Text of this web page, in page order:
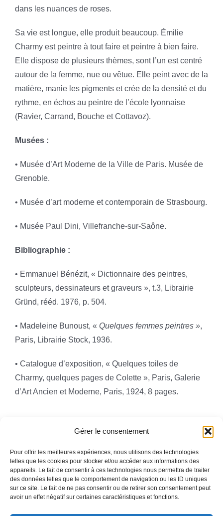
Gérer le consentement
Pour offrir les meilleures expériences, nous utilisons des technologies
telles que les cookies pour stocker et/ou accéder aux informations des
appareils. Le fait de consentir à ces technologies nous permettra de traiter
des données telles que le comportement de navigation ou les ID uniques
sur ce site. Le fait de ne pas consentir ou de retirer son consentement peut
avoir un effet négatif sur certaines caractéristiques et fonctions.
dans les nuances de roses.
Sa vie est longue, elle produit beaucoup. Émilie
Charmy est peintre à tout faire et peintre à bien faire.
Elle dispose de plusieurs thèmes, sont l’un est centré
autour de la femme, nue ou vêtue. Elle peint avec de la
matière, manie les pigments et crée de la densité et du
rythme, en échos au peintre de l’école lyonnaise
(Ravier, Carrand, Bouche et Cottavoz).
Musées :
• Musée d’Art Moderne de la Ville de Paris. Musée de
Grenoble.
• Musée d’art moderne et contemporain de Strasbourg.
• Musée Paul Dini, Villefranche-sur-Saône.
Bibliographie :
• Emmanuel Bénézit, « Dictionnaire des peintres,
sculpteurs, dessinateurs et graveurs », t.3, Librairie
Gründ, rééd. 1976, p. 504.
• Madeleine Bunoust, « Quelques femmes peintres »,
Paris, Librairie Stock, 1936.
• Catalogue d’exposition, « Quelques toiles de
Charmy, quelques pages de Colette », Paris, Galerie
d’Art Ancien et Moderne, Paris, 1924, 8 pages.
Toggle
Navigation
ACCUEIL
Mentions légales